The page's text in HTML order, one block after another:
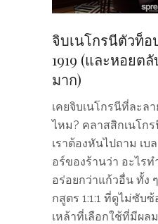
จิบเนโกรนีตัวท็อ
1919 (และหอยต
มาก)
เคยจิบเนโกรนีที่ละล
ไหม? คลาสสิกเนโก
เราต้องหันไปถาม เบ
อร์ของร้านว่า อะไร
อร่อยกว่าแก้วอื่น ทั้ง
กสูตร 1:1:1 ที่ดูไม่ซับ
เหล้าที่เลือกใช้ที่มีผ